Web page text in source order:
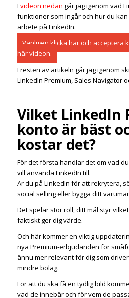
I videon nedan går jag igenom vad
funktioner som ingår och hur du
arbete på LinkedIn.
Vänligen klicka här och acceptera
här videon.
I resten av artikeln går jag igenom
LinkedIn Premium, Sales Navigator
Vilket LinkedIn
konto är bäst
kostar det?
För det första handlar det om vad
vill använda LinkedIn till.
Är du på LinkedIn för att rekrytera,
social selling eller bygga ditt
Det spelar stor roll, ditt mål styr
faktiskt ger dig värde.
Och här kommer en viktig
nya Premium‑erbjudanden för
ännu mer relevant för dig som
mindre bolag.
För att du ska få en tydlig bild
vad de innebär och för vem de